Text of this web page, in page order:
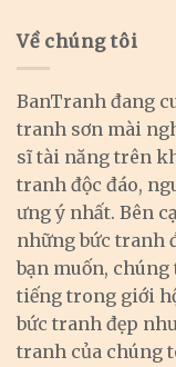
Về chúng tôi
BanTranh đang
tranh sơn mài
sĩ tài năng trên
tranh độc đáo,
ưng ý nhất. Bên
những bức tranh
bạn muốn,
tiếng trong giới
bức tranh đẹp
tranh của chúng